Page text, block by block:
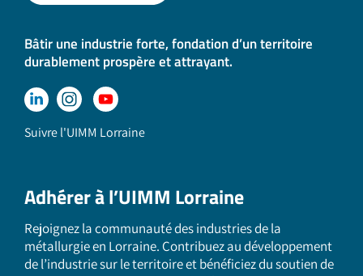
Bâtir une industrie forte, fondation d’un territoire
durablement prospère et attrayant.
Suivre l'UIMM Lorraine
Adhérer à l’UIMM Lorraine
Rejoignez la communauté des industries de la
métallurgie en Lorraine. Contribuez au développement
de l’industrie sur le territoire et bénéficiez du soutien de